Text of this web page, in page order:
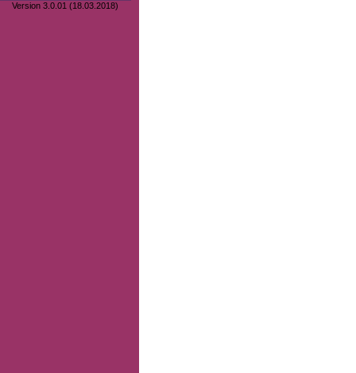
Version 3.0.01 (18.03.2018)